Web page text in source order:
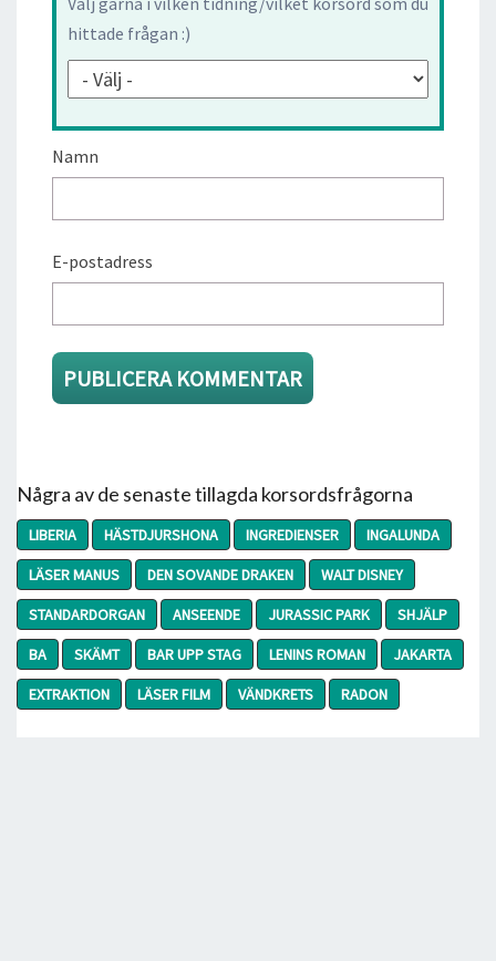
hittade frågan :)
Namn
E-postadress
Några av de senaste tillagda korsordsfrågorna
LIBERIA HÄSTDJURSHONA INGREDIENSER
INGALUNDA
LÄSER MANUS
DEN SOVANDE DRAKEN
WALT DISNEY
STANDARDORGAN
ANSEENDE JURASSIC PARK
SHJÄLP
BA
SKÄMT BAR UPP STAG LENINS ROMAN
JAKARTA
EXTRAKTION
LÄSER FILM VÄNDKRETS RADON